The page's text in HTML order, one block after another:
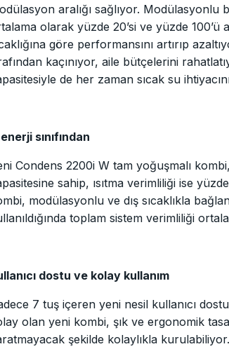
aralığı sağlıyor.
olarak yüzde 20’si ve yüzde 100’ü
göre performansını artırıp
kaçınıyor, aile bütçelerini
de her zaman sıcak su
sınıfından
Condens 2200i W tam yoğuşmalı
sahip, ısıtma verimliliği ise
modülasyonlu ve dış sıcaklıkla
toplam sistem verimliliği
dostu ve kolay kullanım
7 tuş içeren yeni nesil kullanıcı
olan yeni kombi, şık ve ergonomik
şekilde kolaylıkla